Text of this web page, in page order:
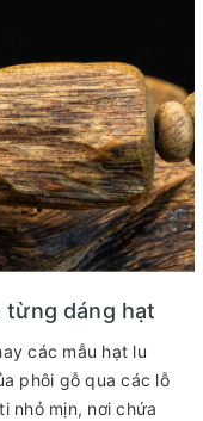
từng dáng hạt
các mẫu hạt lu
phôi gỗ qua các lỗ
nhỏ mịn, nơi chứa